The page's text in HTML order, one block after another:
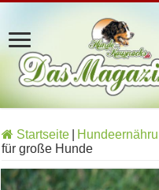
Startseite
für große Hunde